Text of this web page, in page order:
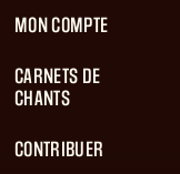
MON COMPTE
CARNETS DE
CHANTS
CONTRIBUER